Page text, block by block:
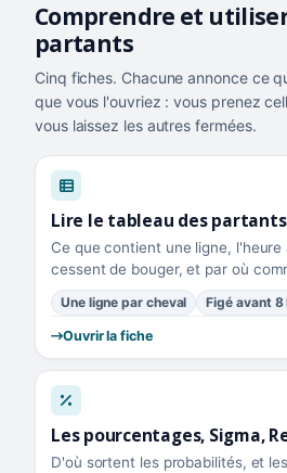
Comprendre et
partants
Cinq fiches. Chacune annonce ce
que vous l'ouvriez : vous prenez
vous laissez les autres fermées.
Lire le tableau des partants
Ce que contient une ligne,
cessent de bouger, et par où
Une ligne par cheval Figé avant 8
Ouvrir la fiche
Les pourcentages, Sigma,
D'où sortent les probabilités, et